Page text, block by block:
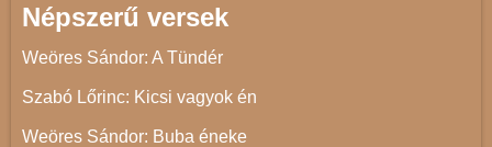
Népszerű versek
Weöres Sándor: A Tündér
Szabó Lőrinc: Kicsi vagyok én
Weöres Sándor: Buba éneke